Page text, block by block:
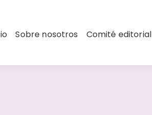
Sobre nosotros Comité editorial